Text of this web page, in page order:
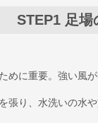
STEP1 足
めに重要。強い風
張り、水洗いの水